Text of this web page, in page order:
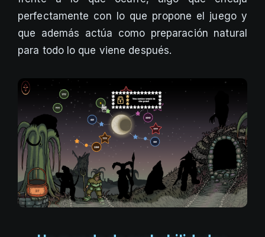
perfectamente con lo que propone el juego y
que además actúa como preparación natural
para todo lo que viene después.